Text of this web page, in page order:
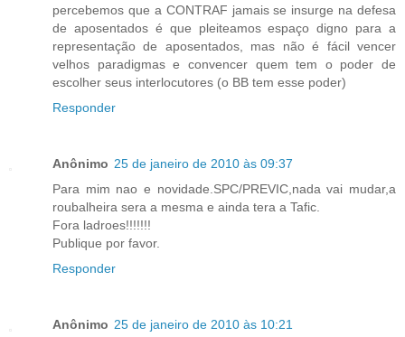
percebemos que a CONTRAF jamais se insurge na defesa
de aposentados é que pleiteamos espaço digno para a
representação de aposentados, mas não é fácil vencer
velhos paradigmas e convencer quem tem o poder de
escolher seus interlocutores (o BB tem esse poder)
Responder
Anônimo 25 de janeiro de 2010 às 09:37
Para mim nao e novidade.SPC/PREVIC,nada vai mudar,a
roubalheira sera a mesma e ainda tera a Tafic.
Fora ladroes!!!!!!!
Publique por favor.
Responder
Anônimo 25 de janeiro de 2010 às 10:21